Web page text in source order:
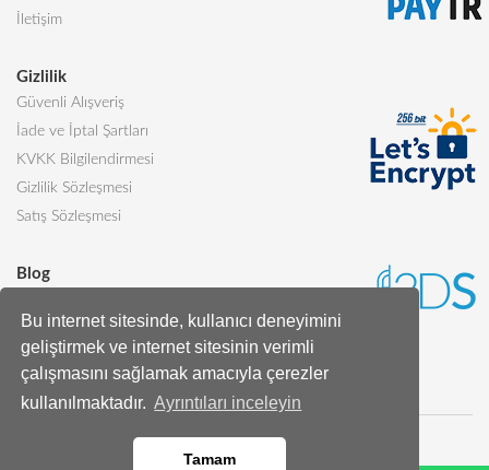
Bu internet sitesinde, kullanıcı deneyimini
geliştirmek ve internet sitesinin verimli
çalışmasını sağlamak amacıyla çerezler
kullanılmaktadır. Ayrıntıları inceleyin
Tamam
İletişim
Gizlilik
Güvenli Alışveriş
İade ve İptal Şartları
KVKK Bilgilendirmesi
Gizlilik Sözleşmesi
Satış Sözleşmesi
Blog
Butik Pasta Nedir?
Tüm Blog Yazıları